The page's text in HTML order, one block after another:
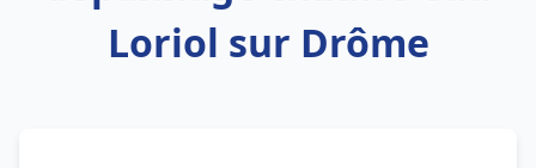
Loriol sur Drôme